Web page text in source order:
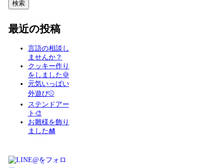
検索
最近の投稿
言語の相談し
ませんか？
クッキー作り
をしました🍪
元気いっぱい
外遊び⚾️
ステンドアー
ト🎨
お雛様を飾り
ました🎎